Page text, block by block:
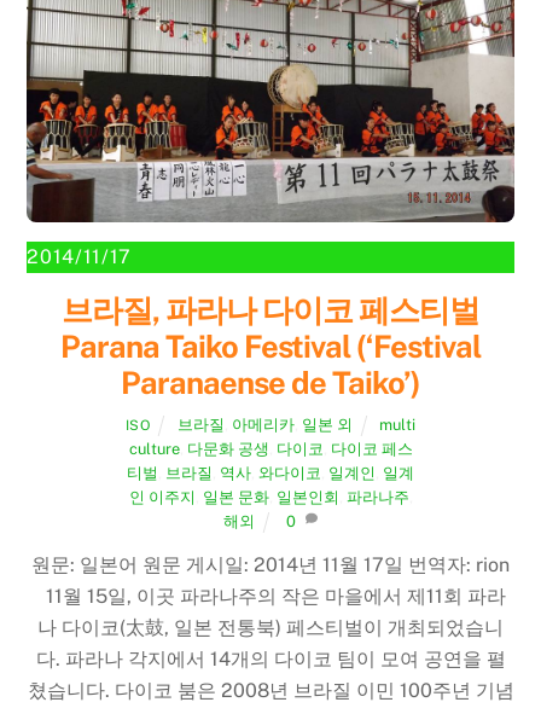
2014/11/17
브라질, 파라나 다이코 페스티벌
Parana Taiko Festival (‘Festival
Paranaense de Taiko’)
ISO 브라질 아메리카, 일본 외
multi
culture, 다문화 공생 다이코 다이코 페스
티벌
브라질 역사 와다이코 일계인 일계
인 이주지 일본 문화, 일본인회 파라나주
해외
0
원문: 일본어 원문 게시일: 2014년 11월 17일 번역자: rion
11월 15일, 이곳 파라나주의 작은 마을에서 제11회 파라
나 다이코(太鼓, 일본 전통북) 페스티벌이 개최되었습니
다. 파라나 각지에서 14개의 다이코 팀이 모여 공연을 펼
쳤습니다. 다이코 붐은 2008년 브라질 이민 100주년 기념